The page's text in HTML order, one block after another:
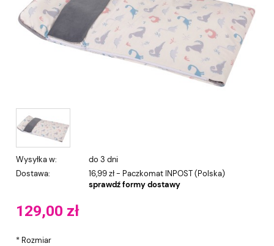
Wysyłka w:
do 3 dni
Dostawa:
16,99 zł- Paczkomat INPOST(Polska)
sprawdź formy dostawy
129,00 zł
* Rozmiar